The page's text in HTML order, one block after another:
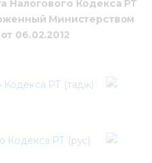
Налогового Кодекса РТ
Министерством
06.02.2012
Кодекса РТ (тадж)
Кодекса РТ (рус)